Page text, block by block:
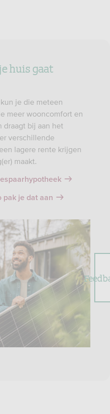
huis gaat
je die meteen
meer wooncomfort en
draagt bij aan het
verschillende
lagere rente krijgen
maakt.
pak je dat aan